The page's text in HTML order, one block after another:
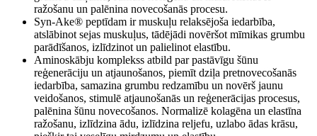
ražošanu un palēnina novecošanās procesu.
Syn-Ake® peptīdam ir muskuļu relaksējoša iedarbība,
atslābinot sejas muskuļus, tādējādi novēršot mīmikas grumbu
parādīšanos, izlīdzinot un palielinot elastību.
Aminoskābju komplekss atbild par pastāvīgu šūnu
reģenerāciju un atjaunošanos, piemīt dziļa pretnovecošanās
iedarbība, samazina grumbu redzamību un novērš jaunu
veidošanos, stimulē atjaunošanās un reģenerācijas procesus,
palēnina šūnu novecošanos. Normalizē kolagēna un elastīna
ražošanu, izlīdzina ādu, izlīdzina reljefu, uzlabo ādas krāsu,